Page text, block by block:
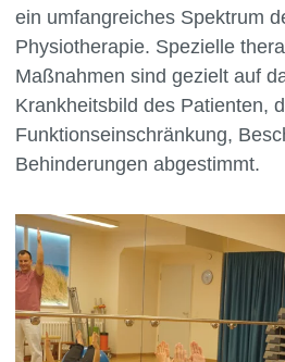
ein umfangreiches Spektrum
Physiotherapie. Spezielle
Maßnahmen sind gezielt auf
Krankheitsbild des Patienten,
Funktionseinschränkung,
Behinderungen abgestimmt.